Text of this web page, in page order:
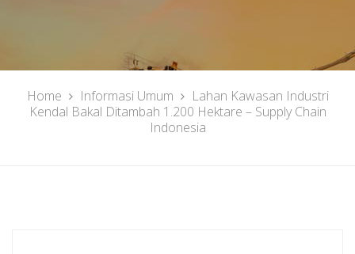
Home Informasi Umum
Lahan Kawasan Industri
Kendal Bakal Ditambah 1.200 Hektare – Supply Chain
Indonesia